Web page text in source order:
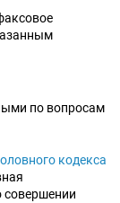
по вопросам
кодекса
совершении